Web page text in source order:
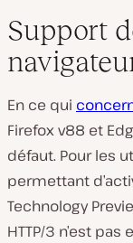
Support
En ce qui
Firefox v88 et
défaut. Pour les
permettant
Technology
HTTP/3 n’est